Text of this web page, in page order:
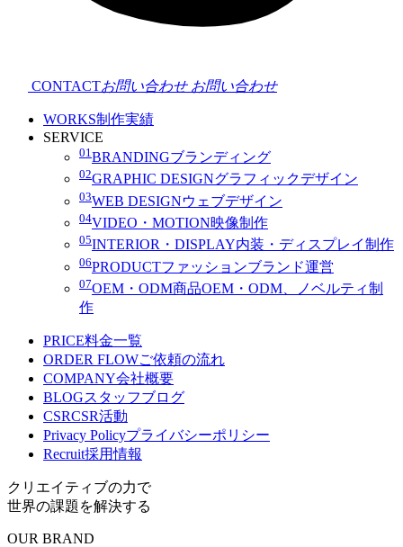
CONTACTお問い合わせ お問い合わせ
WORKS制作実績
SERVICE
01 BRANDINGブランディング
02GRAPHIC DESIGNグラフィックデザイン
03WEB DESIGNウェブデザイン
04VIDEO・MOTION映像制作
05INTERIOR・DISPLAY内装・ディスプレイ制作
06PRODUCTファッションブランド運営
07OEM・ODM商品OEM・ODM、ノベルティ制
作
PRICE料金一覧
ORDER FLOWご依頼の流れ
COMPANY会社概要
BLOGスタッフブログ
CSRCSR活動
Privacy Policyプライバシーポリシー
Recruit採用情報
クリエイティブの力で
世界の課題を解決する
OUR BRAND